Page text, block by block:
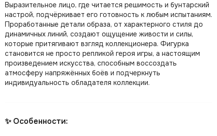
Выразительное лицо, где читается решимость и бунтарский
настрой, подчёркивает его готовность к любым испытаниям.
Проработанные детали образа, от характерного стиля до
динамичных линий, создают ощущение живости и силы,
которые притягивают взгляд коллекционера. Фигурка
становится не просто репликой героя игры, а настоящим
произведением искусства, способным воссоздать
атмосферу напряжённых боёв и подчеркнуть
индивидуальность обладателя коллекции.
✨ Особенности: